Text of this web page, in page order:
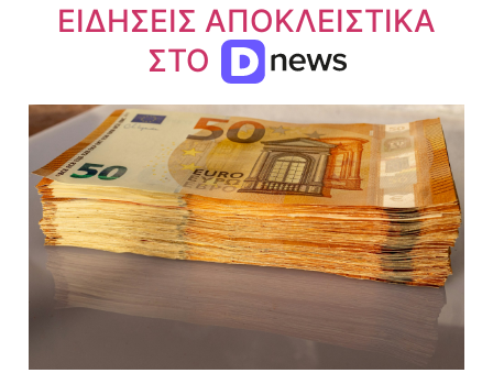
ΕΙΔΗΣΕΙΣ ΑΠΟΚΛΕΙΣΤΙΚΑ
ΣΤΟ